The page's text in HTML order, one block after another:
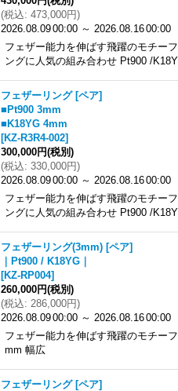
(税込: 473,000円)
2026.08.0900:00 ～ 2026.08.1600:00
フェザー能力を伸ばす飛躍のモチー
ングに人気の組み合わせ Pt900 /
フェザーリング [ペア]
■Pt900 3mm
■K18YG 4mm
[KZ-R3R4-002]
300,000円(税別)
(税込: 330,000円)
2026.08.0900:00 ～ 2026.08.1600:00
フェザー能力を伸ばす飛躍のモチー
ングに人気の組み合わせ Pt900 /
フェザーリング(3mm) [ペア]
｜Pt900 / K18YG｜
[KZ-RP004]
260,000円(税別)
(税込: 286,000円)
2026.08.0900:00 ～ 2026.08.1600:00
フェザー能力を伸ばす飛躍のモチー
mm 幅広
フェザーリング [ペア]